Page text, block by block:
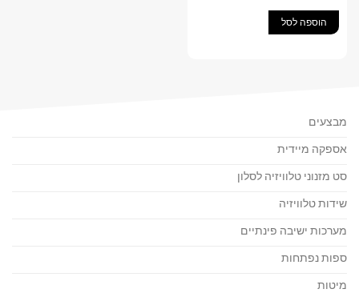
הוספה לסל
מבצעים
אספקה מיידית
סט מזנוני טלוויזיה לסלון
שידות טלוויזיה
מערכות ישיבה פינתיים
ספות נפתחות
מיטות